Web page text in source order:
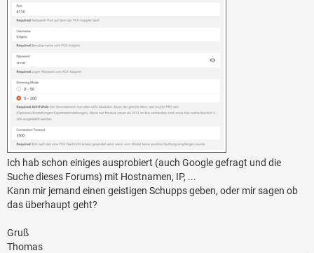
Ich hab schon einiges ausprobiert (auch Google gefragt und die
Suche dieses Forums) mit Hostnamen, IP, ...
Kann mir jemand einen geistigen Schupps geben, oder mir sagen ob
das überhaupt geht?
Gruß
Thomas